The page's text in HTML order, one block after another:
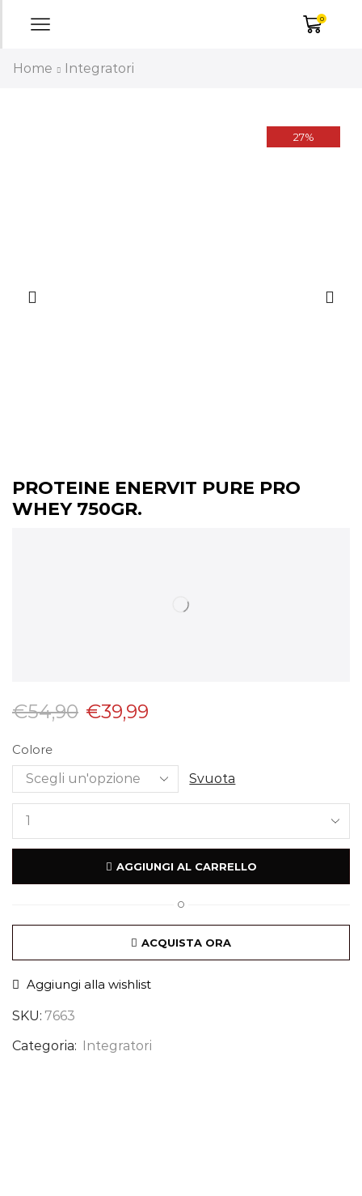
0
Home Integratori
27%
PROTEINE ENERVIT PURE PRO
WHEY 750GR.
€54,90 €39,99
Colore
Svuota
AGGIUNGI AL CARRELLO
O
ACQUISTA ORA
Aggiungi alla wishlist
SKU: 7663
Categoria: Integratori